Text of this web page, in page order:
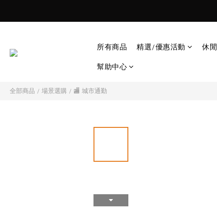
所有商品 精選/優惠活動
休
幫助中心
全部商品 / 場景選購 / 🏬 城市通勤